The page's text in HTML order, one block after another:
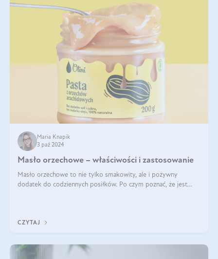
Maria Knapik
3 paź 2024
Masło orzechowe – właściwości i zastosowanie
Masło orzechowe to nie tylko smakowity, ale i pożywny
dodatek do codziennych posiłków. Po czym poznać, że jest
CZYTAJ